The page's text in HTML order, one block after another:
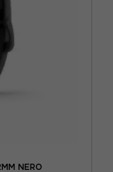
NERO